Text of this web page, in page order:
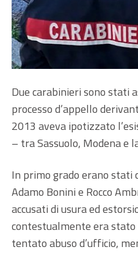
Due carabinieri sono stati
processo d’appello
2013 aveva ipotizzato
– tra Sassuolo, Modena e
In primo grado erano stati
Adamo Bonini e Rocco
accusati di usura ed
contestualmente era stato
tentato abuso d’ufficio,